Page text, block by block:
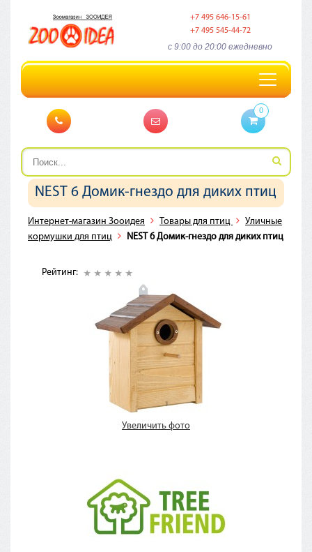
+7 495 646-15-61
+7 495 545-44-72
c 9:00 до 20:00 ежедневно
Toggle
navigation
0
NEST 6 Домик-гнездо для диких птиц
Интернет-магазин Зооидея Товары для птиц
Уличные
кормушки для птиц
NEST 6 Домик-гнездо для диких птиц
Рейтинг:
Увеличить фото